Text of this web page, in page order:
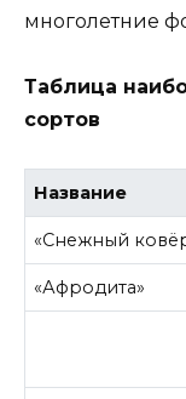
многолетние
Таблица
сортов
Название
«Снежный
«Афродита»